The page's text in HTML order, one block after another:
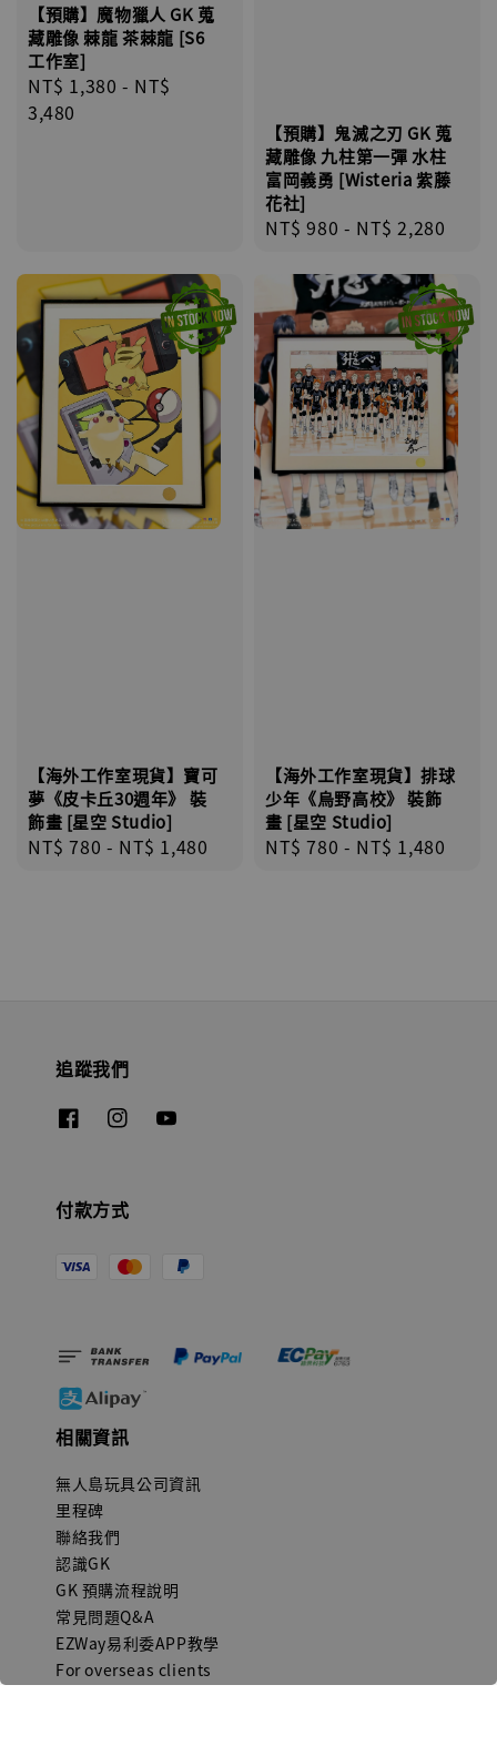
【預購】魔物獵人 GK 蒐
藏雕像 棘龍 茶棘龍 [S6
工作室]
Regular
price
NT$ 1,380 - NT$
3,480
【預購】鬼滅之刃 GK 蒐
藏雕像 九柱第一彈 水柱
富岡義勇 [Wisteria 紫藤
花社]
Regular
NT$ 980 - NT$ 2,280
【海外工作室現貨】寶可
夢《皮卡丘30週年》 裝
飾畫 [星空 Studio]
Regular
NT$ 780 - NT$ 1,480
【海外工作室現貨】排球
少年《烏野高校》 裝飾
畫 [星空 Studio]
Regular
NT$ 780 - NT$ 1,480
追蹤我們
付款方式
相關資訊
無人島玩具公司資訊
里程碑
聯絡我們
認識GK
GK 預購流程說明
常見問題Q&A
EZWay易利委APP教學
For overseas clients